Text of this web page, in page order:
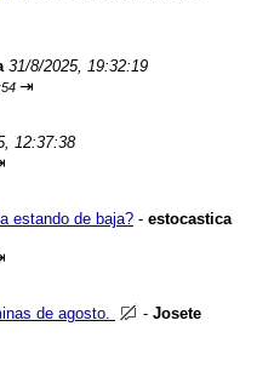
31/8/2025, 19:32:19
⇥
12:37:38
estando de baja? - estocastica
de agosto. - Josete